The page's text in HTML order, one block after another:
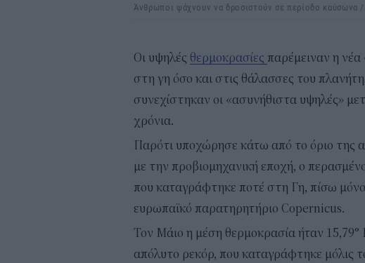
Άνθρωποι ψάχνουν να δροσιστούν σε περίοδο
Οι υψηλές θερμοκρασίες παρέμειναν η
στη γη όσο και στις θάλασσες του
συνεχίστηκαν οι «ασυνήθιστα υψηλές»
χρόνια.
Παρότι υποχώρησε κάτω από το όριο της
με την προβιομηχανική εποχή, ο
που καταγράφτηκε ποτέ στη Γη, πίσω
ευρωπαϊκό παρατηρητήριο Copernicus.
Τον Μάιο η μέση θερμοκρασία ήταν 15,79°
απόλυτο ρεκόρ, που καταγράφτηκε